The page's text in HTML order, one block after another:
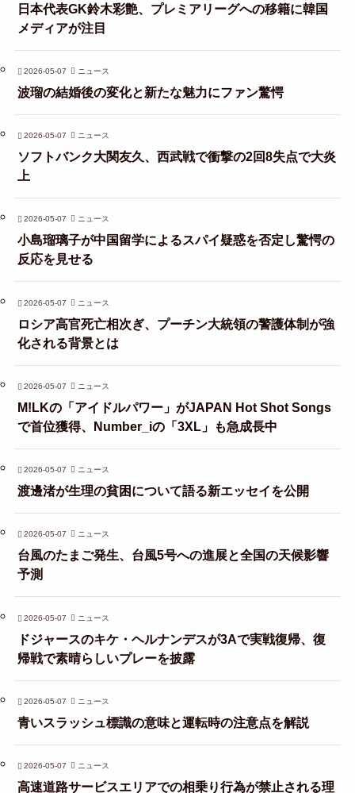
日本代表GK鈴木彩艶、プレミアリーグへの移籍に韓国
メディアが注目
2026-05-07 ニュース
波瑠の結婚後の変化と新たな魅力にファン驚愕
2026-05-07 ニュース
ソフトバンク大関友久、西武戦で衝撃の2回8失点で大炎
上
2026-05-07 ニュース
小島瑠璃子が中国留学によるスパイ疑惑を否定し驚愕の
反応を見せる
2026-05-07 ニュース
ロシア高官死亡相次ぎ、プーチン大統領の警護体制が強
化される背景とは
2026-05-07 ニュース
M!LKの「アイドルパワー」がJAPAN Hot Shot Songs
で首位獲得、Number_iの「3XL」も急成長中
2026-05-07 ニュース
渡邊渚が生理の貧困について語る新エッセイを公開
2026-05-07 ニュース
台風のたまご発生、台風5号への進展と全国の天候影響
予測
2026-05-07 ニュース
ドジャースのキケ・ヘルナンデスが3Aで実戦復帰、復
帰戦で素晴らしいプレーを披露
2026-05-07 ニュース
青いスラッシュ標識の意味と運転時の注意点を解説
2026-05-07 ニュース
高速道路サービスエリアでの相乗り行為が禁止される理